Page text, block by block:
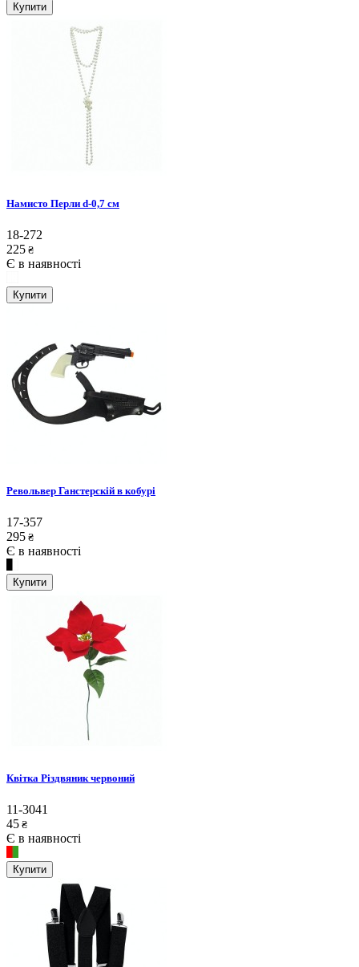
Купити
Намисто Перли d-0,7 см
18-272
225 ₴
Є в наявності
Купити
Револьвер Ганстерскій в кобурі
17-357
295 ₴
Є в наявності
Купити
Квітка Різдвяник червоний
11-3041
45 ₴
Є в наявності
Купити